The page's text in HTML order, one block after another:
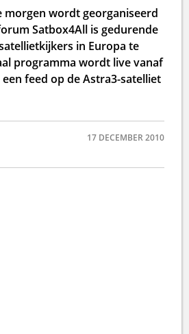
morgen wordt georganiseerd
Satbox4All is gedurende
in Europa te
programma wordt live vanaf
feed op de Astra3-satelliet
17 DECEMBER 2010